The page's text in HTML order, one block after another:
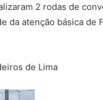
2 rodas de
da atenção básica
de Lima